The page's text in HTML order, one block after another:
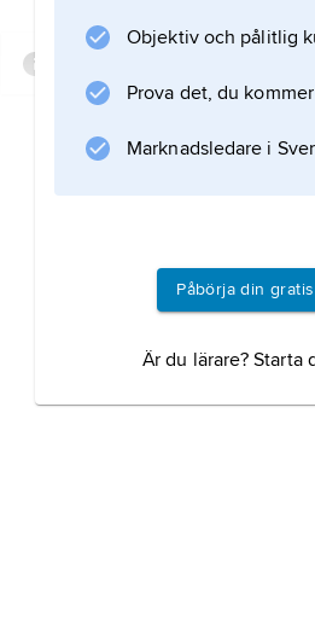
Objektiv och pålitlig
Prova det, du
Marknadsledare i
Påbörja din
Är du lärare?